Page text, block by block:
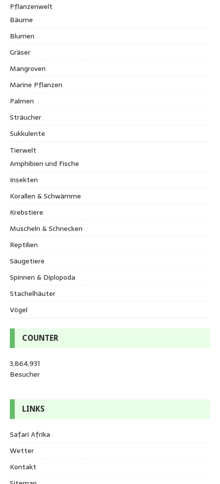
Pflanzenwelt
Bäume
Blumen
Gräser
Mangroven
Marine Pflanzen
Palmen
Sträucher
Sukkulente
Tierwelt
Amphibien und Fische
Insekten
Korallen & Schwämme
Krebstiere
Muscheln & Schnecken
Reptilien
Säugetiere
Spinnen & Diplopoda
Stachelhäuter
Vögel
COUNTER
3,864,931
Besucher
LINKS
Safari Afrika
Wetter
Kontakt